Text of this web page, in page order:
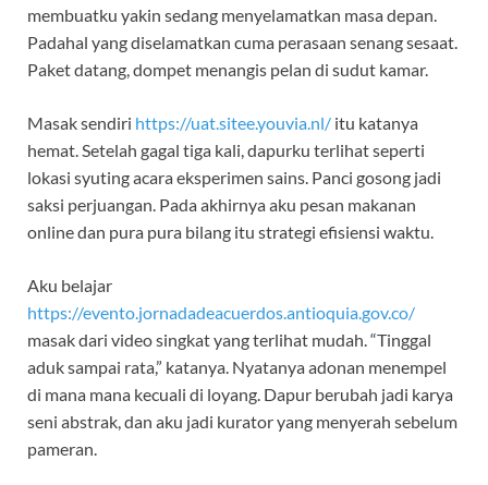
membuatku yakin sedang menyelamatkan masa depan.
Padahal yang diselamatkan cuma perasaan senang sesaat.
Paket datang, dompet menangis pelan di sudut kamar.
Masak sendiri https://uat.sitee.youvia.nl/ itu katanya
hemat. Setelah gagal tiga kali, dapurku terlihat seperti
lokasi syuting acara eksperimen sains. Panci gosong jadi
saksi perjuangan. Pada akhirnya aku pesan makanan
online dan pura pura bilang itu strategi efisiensi waktu.
Aku belajar
https://evento.jornadadeacuerdos.antioquia.gov.co/
masak dari video singkat yang terlihat mudah. “Tinggal
aduk sampai rata,” katanya. Nyatanya adonan menempel
di mana mana kecuali di loyang. Dapur berubah jadi karya
seni abstrak, dan aku jadi kurator yang menyerah sebelum
pameran.